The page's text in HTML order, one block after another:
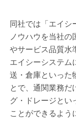
同社では「エイシ
ノウハウを当社
やサービス品質水
エイシーシステム
送・倉庫といった
とで、通関業務だ
グ・ドレージとい
ことができるよう